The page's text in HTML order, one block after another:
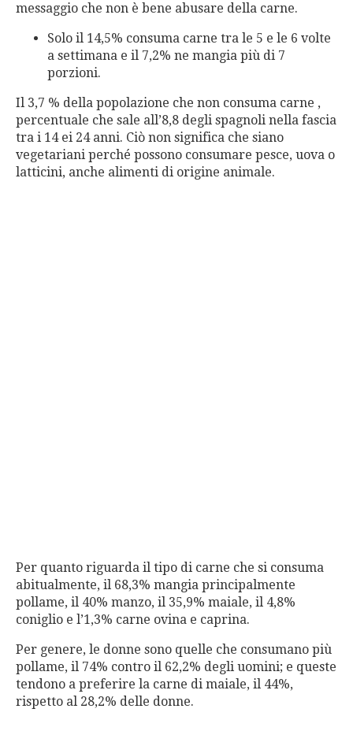
messaggio che non è bene abusare della carne.
Solo il 14,5% consuma carne tra le 5 e le 6 volte
a settimana e il 7,2% ne mangia più di 7
porzioni.
Il 3,7 % della popolazione che non consuma carne ,
percentuale che sale all’8,8 degli spagnoli nella fascia
tra i 14 ei 24 anni. Ciò non significa che siano
vegetariani perché possono consumare pesce, uova o
latticini, anche alimenti di origine animale.
Per quanto riguarda il tipo di carne che si consuma
abitualmente, il 68,3% mangia principalmente
pollame, il 40% manzo, il 35,9% maiale, il 4,8%
coniglio e l’1,3% carne ovina e caprina.
Per genere, le donne sono quelle che consumano più
pollame, il 74% contro il 62,2% degli uomini; e queste
tendono a preferire la carne di maiale, il 44%,
rispetto al 28,2% delle donne.